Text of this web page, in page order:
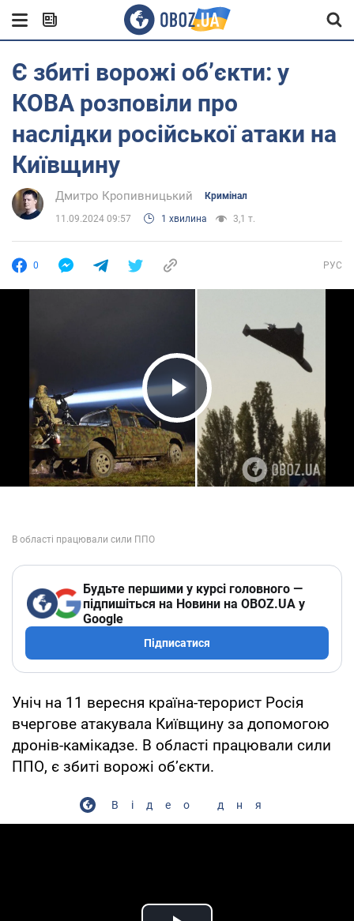
Є збиті ворожі об’єкти: у
КОВА розповіли про
наслідки російської атаки на
Київщину
Дмитро Кропивницький Кримінал
11.09.2024 09:57 1 хвилина 3,1 т.
0 РУС
Play Video
Будьте першими у курсі головного —
підпишіться на Новини на OBOZ.UA у
Google
Підписатися
Уніч на 11 вересня країна-терорист Росія
вчергове атакувала Київщину за допомогою
дронів-камікадзе. В області працювали сили
ППО, є збиті ворожі об’єкти.
Відео дня